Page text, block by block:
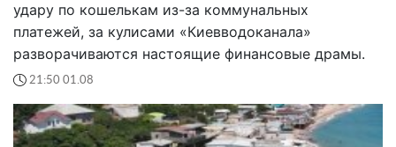
удару по кошелькам из-за коммунальных
платежей, за кулисами «Киевводоканала»
разворачиваются настоящие финансовые драмы.
21:50 01.08